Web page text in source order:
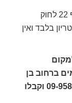
ניתן לערוך צוואה בפני רשות, כאמור בסעיף 22 לחוק
בלבד ואין
ברחוב בן
גוריון 14, ק.2 הרצליה. חייגו עכשיו 09-9587433 וקבלו